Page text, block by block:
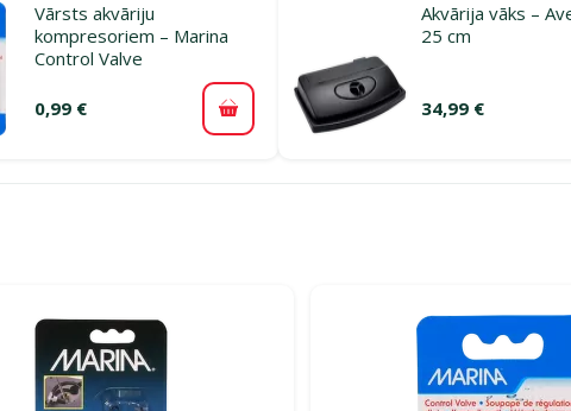
Vārsts akvāriju
kompresoriem – Marina
Control Valve
0,99 € Pievienot grozam
Akvārija vāks –
25 cm
34,99 €